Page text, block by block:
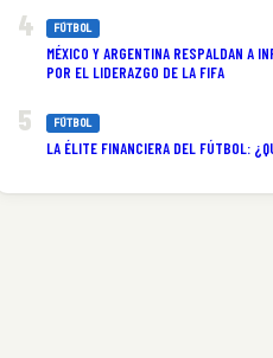
FÚTBOL
MÉXICO Y ARGENTINA RESPALDAN A
POR EL LIDERAZGO DE LA FIFA
FÚTBOL
LA ÉLITE FINANCIERA DEL FÚTBOL: